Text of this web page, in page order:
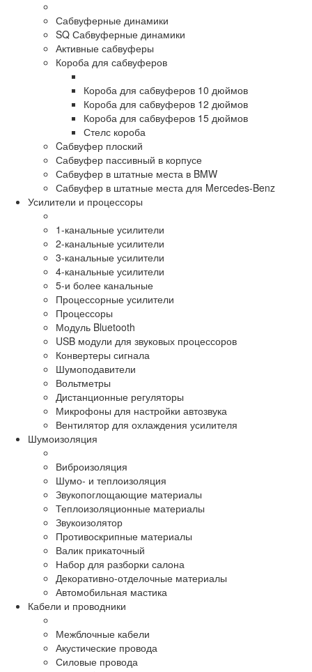
Сабвуферные динамики
SQ Сабвуферные динамики
Активные сабвуферы
Короба для сабвуферов
Короба для сабвуферов 10 дюймов
Короба для сабвуферов 12 дюймов
Короба для сабвуферов 15 дюймов
Стелс короба
Cабвуфер плоский
Сабвуфер пассивный в корпусе
Сабвуфер в штатные места в BMW
Сабвуфер в штатные места для Mercedes-Benz
Усилители и процессоры
1-канальные усилители
2-канальные усилители
3-канальные усилители
4-канальные усилители
5-и более канальные
Процессорные усилители
Процессоры
Модуль Bluetooth
USB модули для звуковых процессоров
Конвертеры сигнала
Шумоподавители
Вольтметры
Дистанционные регуляторы
Микрофоны для настройки автозвука
Вентилятор для охлаждения усилителя
Шумоизоляция
Виброизоляция
Шумо- и теплоизоляция
Звукопоглощающие материалы
Теплоизоляционные материалы
Звукоизолятор
Противоскрипные материалы
Валик прикаточный
Набор для разборки салона
Декоративно-отделочные материалы
Автомобильная мастика
Кабели и проводники
Межблочные кабели
Акустические провода
Силовые провода